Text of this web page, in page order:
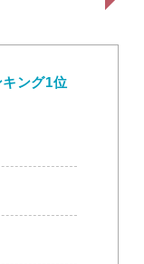
ング1位